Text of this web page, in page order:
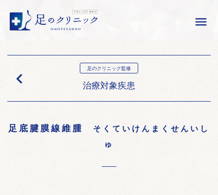
足のクリニック監修
治療対象疾患

足底腱膜線維腫
そくていけんまくせんいし
ゅ
